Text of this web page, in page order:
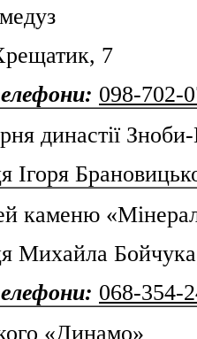
7
098-702-
династії
Ігоря
каменю
Михайла
068-354-
«Динамо»